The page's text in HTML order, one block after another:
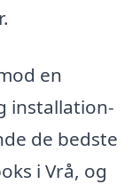
en
installation-
de bedste
i Vrå, og